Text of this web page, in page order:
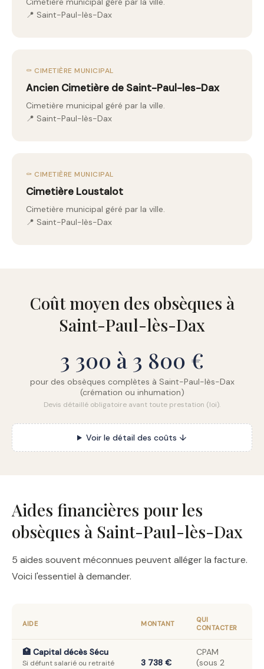
📍 Saint-Paul-lès-Dax
⚰️ CIMETIÈRE MUNICIPAL
Ancien Cimetière de Saint-Paul-les-Dax
Cimetière municipal géré par la ville.
📍 Saint-Paul-lès-Dax
⚰️ CIMETIÈRE MUNICIPAL
Cimetière Loustalot
Cimetière municipal géré par la ville.
📍 Saint-Paul-lès-Dax
Coût moyen des obsèques à
Saint-Paul-lès-Dax
3 300 à 3 800 €
pour des obsèques complètes à Saint-Paul-lès-Dax
(crémation ou inhumation)
Devis détaillé obligatoire avant toute prestation (loi).
Voir le détail des coûts ↓
Aides financières pour les
obsèques à Saint-Paul-lès-Dax
5 aides souvent méconnues peuvent alléger la facture.
Voici l'essentiel à demander.
AIDE MONTANT
QUI
CONTACTER
🏥 Capital décès Sécu
Si défunt salarié ou retraité 3 738 €
CPAM
(sous 2